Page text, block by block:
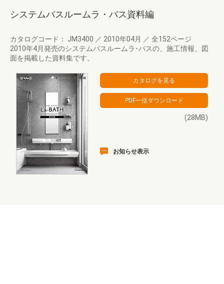
システムバスルームラ・バス資料編
カタログコード： JM3400 ／ 2010年04月 ／ 全152ページ
2010年4月発売のシステムバスルームラ･バスの、施工情報、図
面を掲載した資料集です。
(28MB)
お知らせ表示